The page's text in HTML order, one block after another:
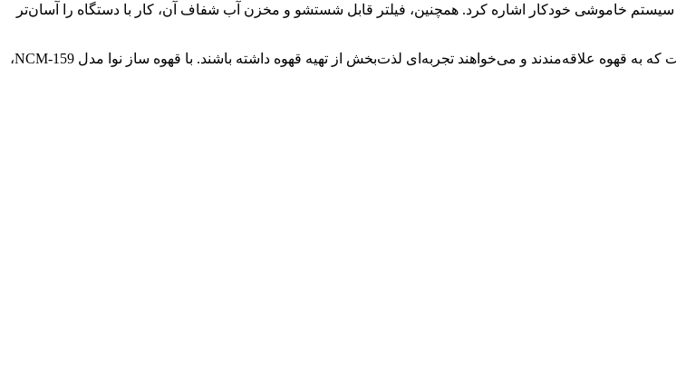
سیستم خاموشی خودکار اشاره کرد. همچنین، فیلتر قابل شستشو و مخزن آب شفاف آن، کار با دستگاه را آسان‌تر
این قهوه ساز به دلیل کیفیت ساخت بالا و عملکرد بی‌نقص، گزینه‌ای مناسب برای افرادی است که به قهوه علاقه‌مندند و می‌خواهند تجربه‌ای لذت‌بخش از تهیه قهوه داشته باشند. با قهوه ساز نوا مدل NCM-159،